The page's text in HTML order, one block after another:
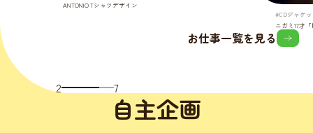
ANTONIO Tシャツデザイン
#CDジャケ
ニガミ17才
2 7
お仕事一覧を見る
自主企画